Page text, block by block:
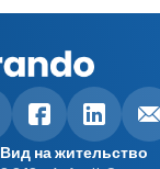
е
Вид на жительство